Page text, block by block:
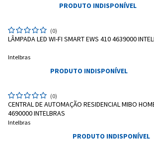
PRODUTO INDISPONÍVEL
(0)
LÂMPADA LED WI-FI SMART EWS 410 4639000
Intelbras
PRODUTO INDISPONÍVEL
(0)
CENTRAL DE AUTOMAÇÃO RESIDENCIAL MIBO
4690000 INTELBRAS
Intelbras
PRODUTO INDISPONÍVEL